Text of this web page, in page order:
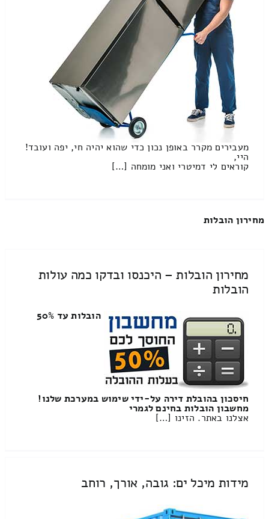
מעבירים מקרר באופן נכון כדי שהוא יהיה חי, יפה ועובד!
היי,
קוראים לי דמיטרי ואני מומחה […]
מחירון הובלות
מחירון הובלות – היכנסו ובדקו כמה עולות
הובלות
הובלות עד 50%
חיסכון בהובלת דירה על-ידי שימוש במערכת שלנו!
מחשבון הובלות בחינם לגמרי
אצלנו באתר. הזינו […]
מידות מיכל ים: גובה, אורך, רוחב